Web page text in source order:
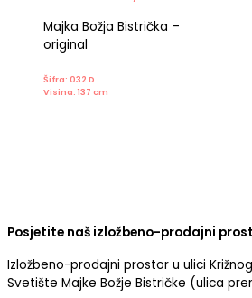
Majka Božja Bistrička –
original
Šifra: 032 D
Visina: 137 cm
Posjetite naš izložbeno-prodajni
Izložbeno-prodajni prostor u ulici
Svetište Majke Božje Bistričke (ulica